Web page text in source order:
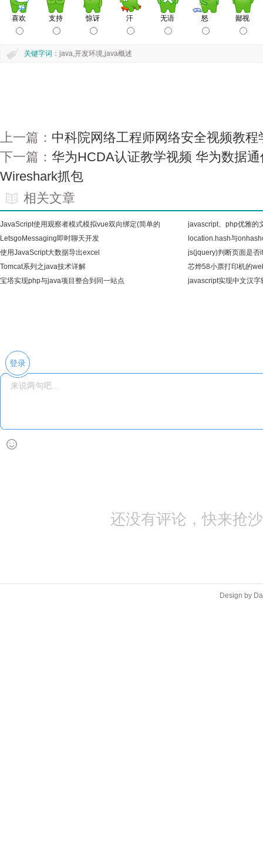
关键字词 ：java,开发环境,java概述
上一篇： 中科院网络工程师网络安全视频教程
下一篇： 华为HCDA认证教学视频 华为数据
Wireshark抓包
相关文章
JavaScript使用观察者模式模拟vue双向绑定(简单的
vue
javascript、php优雅的
LetsgoMessaging即时聊天开发
(SignalR+php+websocket)
location.hash与
使用JavaScript大数据导出excel
js(jquery)判断页面是否
Tomcat系列之java技术详解
芯烨58小票打印机的
宝塔实现php与java项目整合到同一站点
javascript实现中文汉字
登录
还没有评论，快来抢
Design by